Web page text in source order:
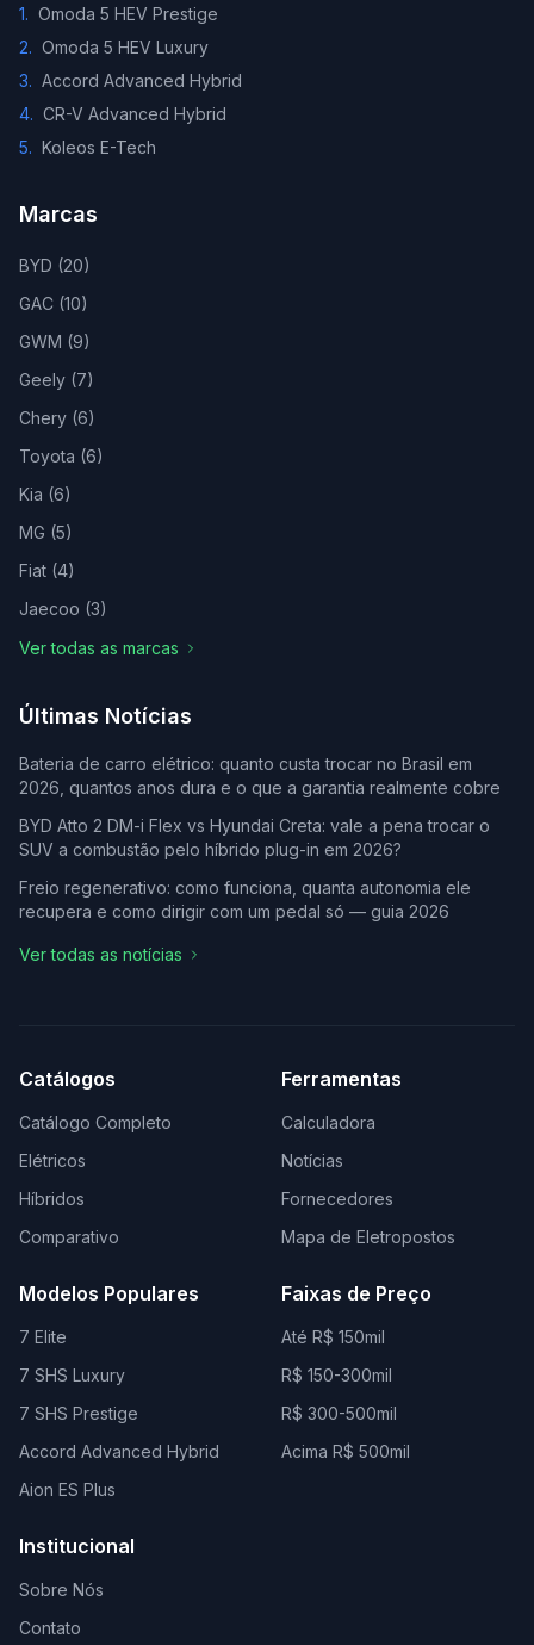
1. Omoda 5 HEV Prestige
2. Omoda 5 HEV Luxury
3. Accord Advanced Hybrid
4. CR-V Advanced Hybrid
5. Koleos E-Tech
Marcas
BYD (20)
GAC (10)
GWM (9)
Geely (7)
Chery (6)
Toyota (6)
Kia (6)
MG (5)
Fiat (4)
Jaecoo (3)
Ver todas as marcas
Últimas Notícias
Bateria de carro elétrico: quanto custa trocar no Brasil em
2026, quantos anos dura e o que a garantia realmente cobre
BYD Atto 2 DM-i Flex vs Hyundai Creta: vale a pena trocar o
SUV a combustão pelo híbrido plug-in em 2026?
Freio regenerativo: como funciona, quanta autonomia ele
recupera e como dirigir com um pedal só — guia 2026
Ver todas as notícias
Catálogos
Catálogo Completo
Elétricos
Híbridos
Comparativo
Ferramentas
Calculadora
Notícias
Fornecedores
Mapa de Eletropostos
Modelos Populares
7 Elite
7 SHS Luxury
7 SHS Prestige
Accord Advanced Hybrid
Aion ES Plus
Faixas de Preço
Até R$ 150mil
R$ 150-300mil
R$ 300-500mil
Acima R$ 500mil
Institucional
Sobre Nós
Contato